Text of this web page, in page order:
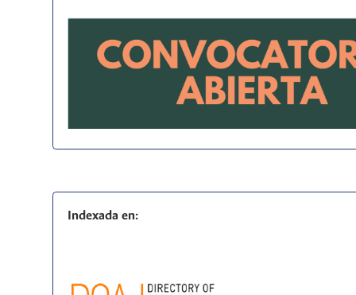
Indexada en: